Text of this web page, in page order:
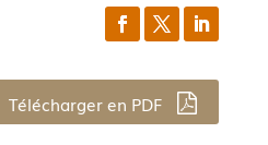
Télécharger en PDF